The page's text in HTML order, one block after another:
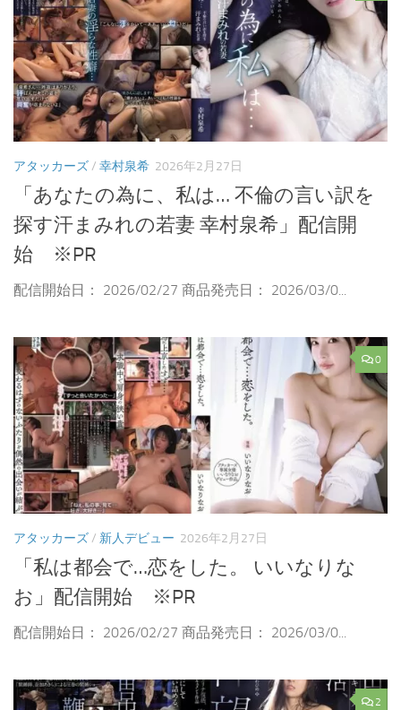
アタッカーズ/ 幸村泉希 2026年2月27日
「あなたの為に、私は… 不倫の言い訳を
探す汗まみれの若妻 幸村泉希」配信開
始 ※PR
配信開始日： 2026/02/27 商品発売日： 2026/03/0...
0
アタッカーズ/ 新人デビュー 2026年2月27日
「私は都会で…恋をした。 いいなりな
お」配信開始 ※PR
配信開始日： 2026/02/27 商品発売日： 2026/03/0...
2